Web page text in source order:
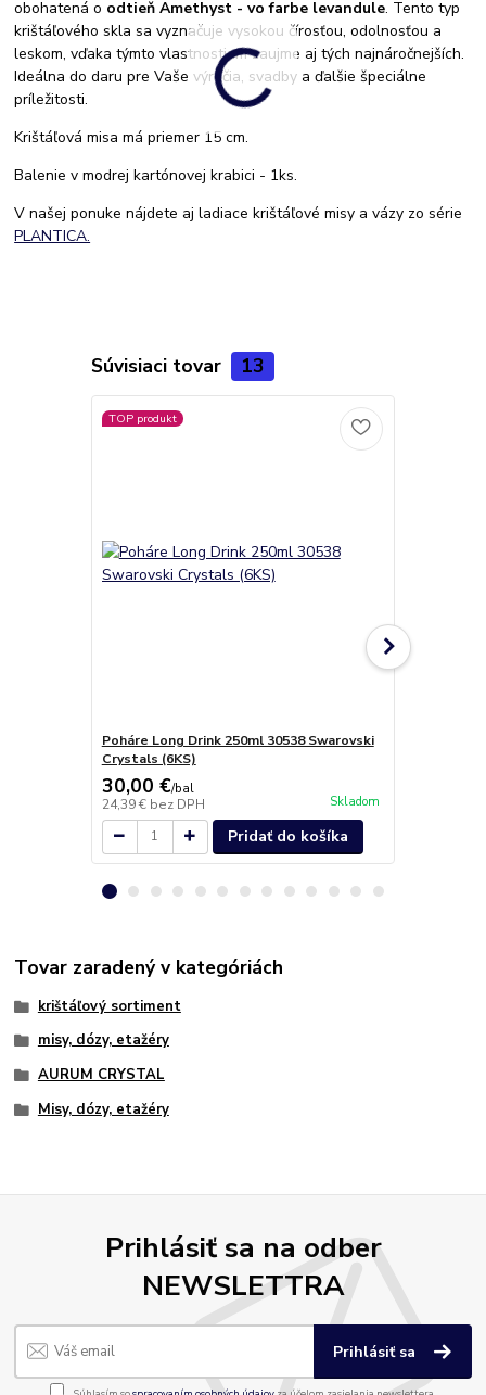
obohatená o odtieň Amethyst - vo farbe levandule. Tento typ
krištáľového skla sa vyznačuje vysokou čírosťou, odolnosťou a
leskom, vďaka týmto vlastnostiam zaujme aj tých najnáročnejších.
Ideálna do daru pre Vaše výročia, svadby a ďalšie špeciálne
príležitosti.
Krištáľová misa má priemer 15 cm.
Balenie v modrej kartónovej krabici - 1ks.
V našej ponuke nájdete aj ladiace krištáľové misy a vázy zo série
PLANTICA.
Súvisiaci tovar 13
TOP produkt
Poháre Long Drink 250ml 30538 Swarovski
Crystals (6KS)
30,00 €/bal
24,39 € bez DPH Skladom
Pridať do košíka
Tovar zaradený v kategóriách
krištáľový sortiment
misy, dózy, etažéry
AURUM CRYSTAL
Misy, dózy, etažéry
Prihlásiť sa na odber
NEWSLETTRA
Prihlásiť sa